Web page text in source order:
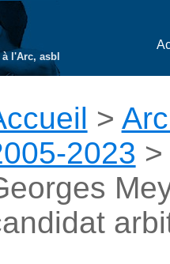
l'Arc, asbl
>
2023